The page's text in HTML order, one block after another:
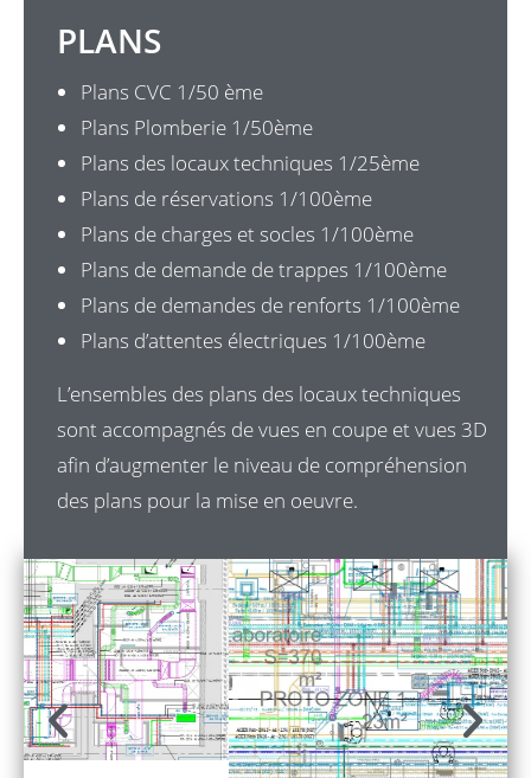
PLANS
Plans CVC 1/50 ème
Plans Plomberie 1/50ème
Plans des locaux techniques 1/25ème
Plans de réservations 1/100ème
Plans de charges et socles 1/100ème
Plans de demande de trappes 1/100ème
Plans de demandes de renforts 1/100ème
Plans d’attentes électriques 1/100ème
L’ensembles des plans des locaux techniques
sont accompagnés de vues en coupe et vues 3D
afin d’augmenter le niveau de compréhension
des plans pour la mise en oeuvre.